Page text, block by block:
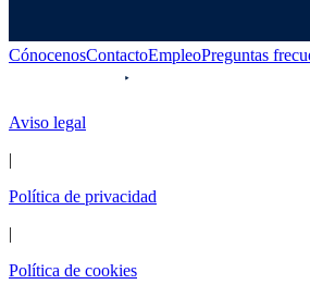
CónocenosContactoEmpleoPreguntas
Aviso legal
|
Política de privacidad
|
Política de cookies